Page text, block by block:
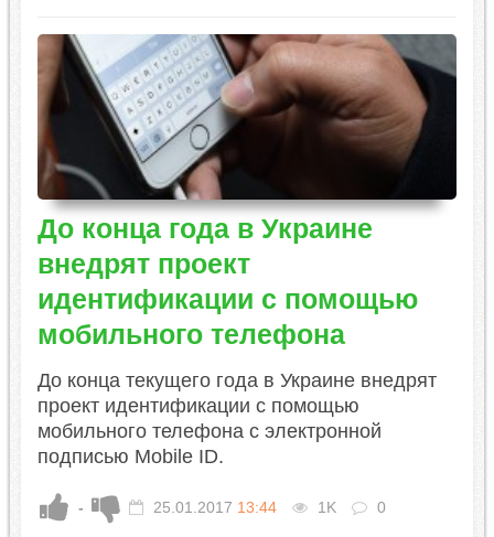
До конца года в Украине
внедрят проект
идентификации с помощью
мобильного телефона
До конца текущего года в Украине внедрят
проект идентификации с помощью
мобильного телефона с электронной
подписью Mobile ID.
- 25.01.2017 13:44 1K 0